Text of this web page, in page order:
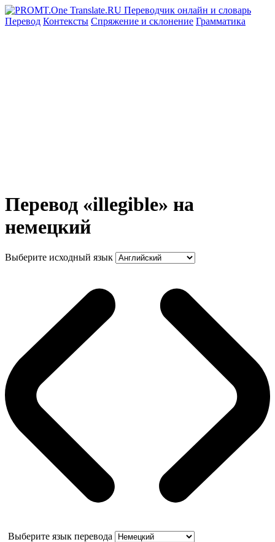
Перевод Контексты Спряжение и склонение Грамматика
Перевод «illegible» на
немецкий
Выберите исходный язык
Выберите язык перевода